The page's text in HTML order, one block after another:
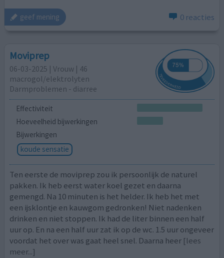
geef mening 0 reacties
Moviprep
06-03-2025 | Vrouw | 46
macrogol/elektrolyten
Darmproblemen - diarree
Effectiviteit
Hoeveelheid bijwerkingen
Bijwerkingen
koude sensatie
Ten eerste de moviprep zou ik persoonlijk de naturel
pakken. Ik heb eerst water koel gezet en daarna
gemengd. Na 10 minuten is het helder. Ik heb het met
een ijsklontje en kauwgom gedronken! Niet nadenken
drinken en niet stoppen. Ik had de liter binnen een half
uur op. En na een half uur zat ik op de wc. 1.5 uur ongeveer
voordat het over was gaat heel snel. Daarna heer [lees
meer...]